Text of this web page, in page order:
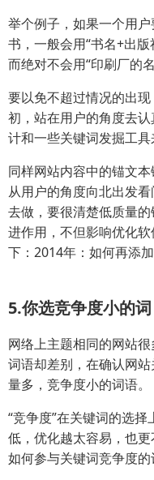
举个例子，如果一个用
书，一般会用“书名+出版
而绝对不会用“印刷厂的
要以免不超过情况的出
初，站在用户的角度去
计和一些关键词发掘工具
同样网站内容中的锚文
从用户的角度向北出发
去做，要很清楚低质量
进作用，不但影响优化
下：2014年：如何再添
5.你选竞争度小的词
网络上主题相同的网站
词语却差别，在确认网
量多，竞争度小的词语。
“竞争度”在关键词的选
低，优化越太容易，也
如何参与关键词竞争度的